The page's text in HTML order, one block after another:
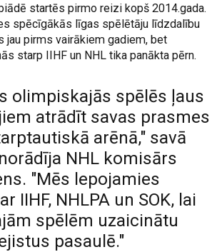
startēs pirmo reizi kopš 2014.gada.
spēcīgākās līgas spēlētāju līdzdalību
jau pirms vairākiem gadiem, bet
starp IIHF un NHL tika panākta pērn.
olimpiskajās spēlēs ļaus
atrādīt savas prasmes
arēnā," savā
NHL komisārs
"Mēs lepojamies
IIHF, NHLPA un SOK, lai
spēlēm uzaicinātu
pasaulē."